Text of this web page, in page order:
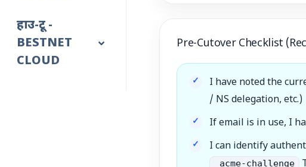
हाउ-टू -
BESTNET
CLOUD
Pre-Cutover Checklist
I have noted the
/ NS delegation, etc.)
If email is in use, I
I can identify
_acme-challenge